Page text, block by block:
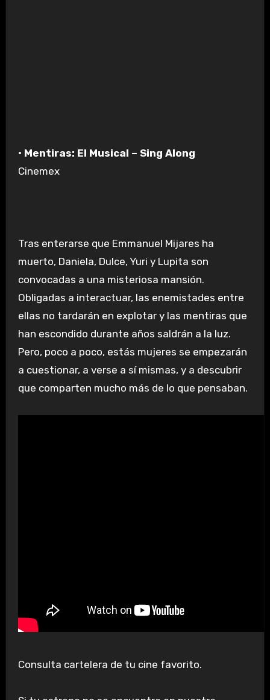
• Mentiras: El Musical – Sing Along
Cinemex
Tras enterarse que Emmanuel Mijares ha
muerto, Daniela, Dulce, Yuri y Lupita son
convocadas a una misteriosa mansión.
Obligadas a interactuar, las enemistades entre
ellas no tardarán en explotar y las mentiras que
han escondido durante años saldrán a la luz.
Pero, poco a poco, estás mujeres se empezarán
a cuestionar, a verse a sí mismas, y a descubrir
que comparten mucho más de lo que pensaban.
Consulta cartelera de tu cine favorito.